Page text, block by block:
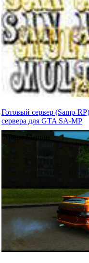
Готовый сервер (Samp-
сервера для GTA SA-MP
Моды Машин